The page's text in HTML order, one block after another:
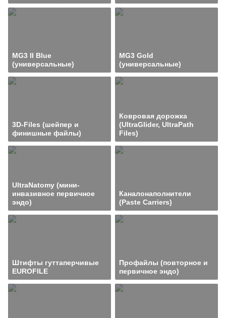
MG3 II Blue
(универсальные)
MG3 Gold
(универсальные)
3D-Files (шейпер и
финишные файлы)
Ковровая дорожка
(UltraGlider, UltraPath
Files)
UltraNatomy (мини-
инвазивное первичное
эндо)
Каналонаполнители
(Paste Carriers)
Штифты гуттаперчивые
EUROFILE
Профайлы (повторное и
первичное эндо)